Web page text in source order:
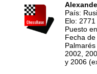
País:
Elo: 2771
Puesto
Fecha
2002,
y 2006